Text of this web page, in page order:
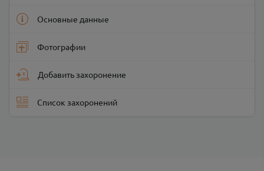
Основные данные
Фотографии
Добавить захоронение
Список захоронений